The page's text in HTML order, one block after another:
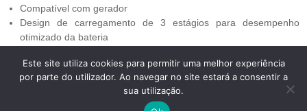
Compatível com gerador
Design de carregamento de 3 estágios para desempenho
otimizado da bateria
Copyright © 2026 UPS Powerwalker. Todos os direitos
Centros de Arbitragem- Termos de Privacidade e
Este site utiliza cookies para permitir uma melhor experiência
por parte do utilizador. Ao navegar no site estará a consentir a
sua utilização.